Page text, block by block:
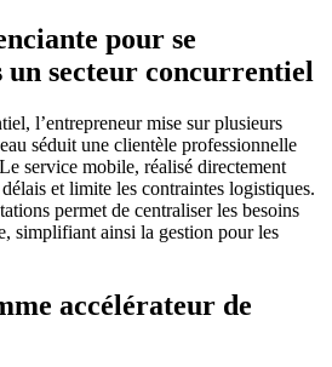
pour se
un secteur concurrentiel
l’entrepreneur mise sur plusieurs
séduit une clientèle professionnelle
service mobile, réalisé directement
et limite les contraintes logistiques.
permet de centraliser les besoins
simplifiant ainsi la gestion pour les
accélérateur de